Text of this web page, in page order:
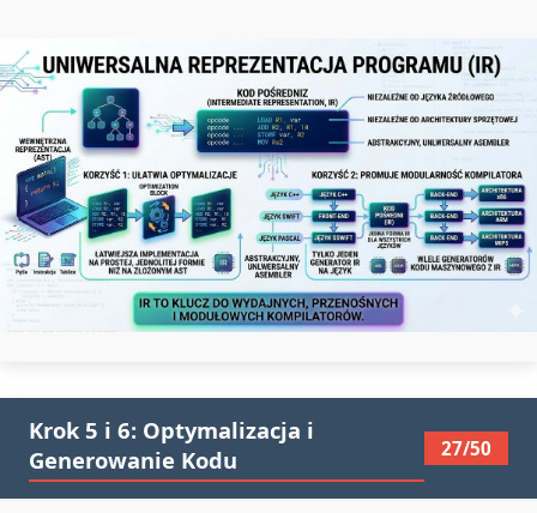
Krok 5 i 6: Optymalizacja i
Generowanie Kodu
27/50